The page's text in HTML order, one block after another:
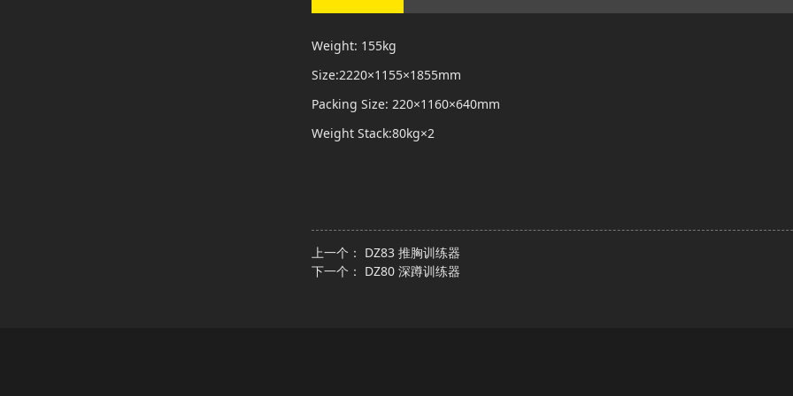
Weight: 155kg
Size:2220×1155×1855mm
Packing Size: 220×1160×640mm
Weight Stack:80kg×2
上一个： DZ83 推胸训练器
下一个： DZ80 深蹲训练器